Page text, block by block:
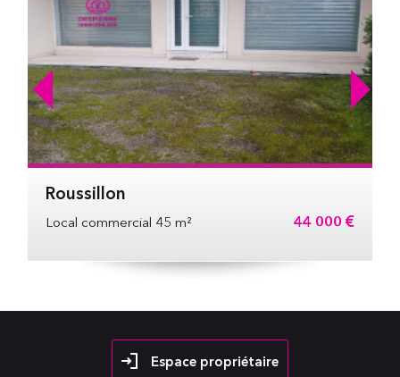
Roussillon
Local commercial 45 m² 44 000 €
Espace propriétaire